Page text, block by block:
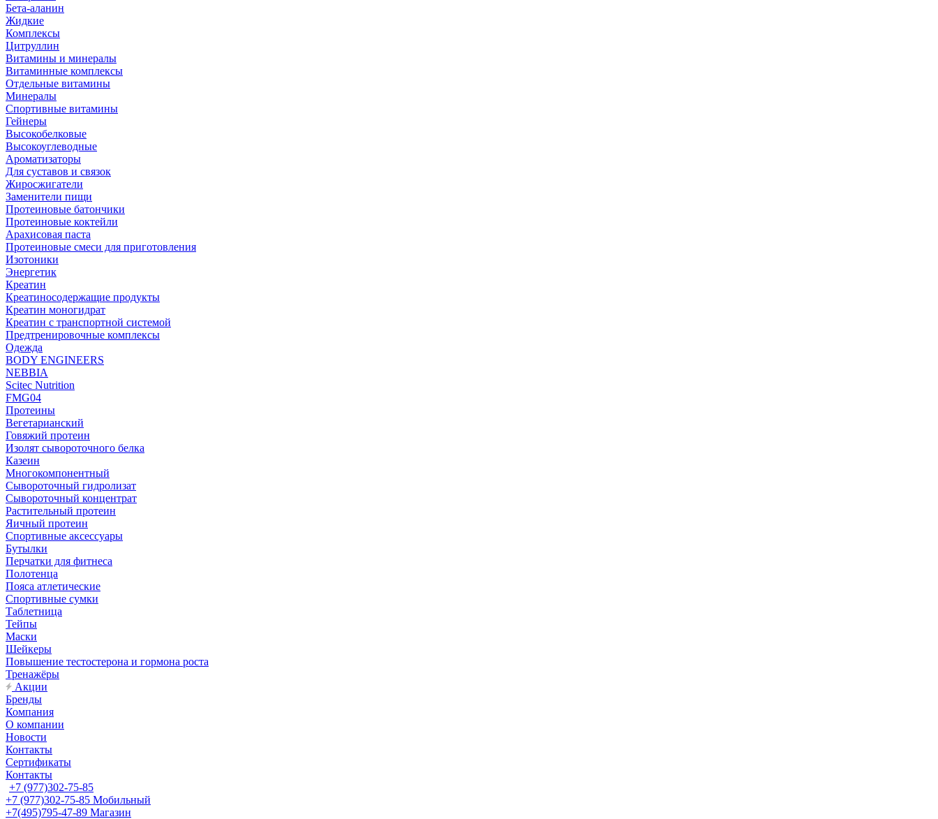
Бета-аланин
Жидкие
Комплексы
Цитруллин
Витамины и минералы
Витаминные комплексы
Отдельные витамины
Минералы
Спортивные витамины
Гейнеры
Высокобелковые
Высокоуглеводные
Ароматизаторы
Для суставов и связок
Жиросжигатели
Заменители пищи
Протеиновые батончики
Протеиновые коктейли
Арахисовая паста
Протеиновые смеси для приготовления
Изотоники
Энергетик
Креатин
Креатиносодержащие продукты
Креатин моногидрат
Креатин с транспортной системой
Предтренировочные комплексы
Одежда
BODY ENGINEERS
NEBBIA
Scitec Nutrition
FMG04
Протеины
Вегетарианский
Говяжий протеин
Изолят сывороточного белка
Казеин
Многокомпонентный
Сывороточный гидролизат
Сывороточный концентрат
Растительный протеин
Яичный протеин
Спортивные аксессуары
Бутылки
Перчатки для фитнеса
Полотенца
Пояса атлетические
Спортивные сумки
Таблетница
Тейпы
Маски
Шейкеры
Повышение тестостерона и гормона роста
Тренажёры
Акции
Бренды
Компания
О компании
Новости
Контакты
Сертификаты
Контакты
+7 (977)302-75-85
+7 (977)302-75-85 Мобильный
+7(495)795-47-89 Магазин